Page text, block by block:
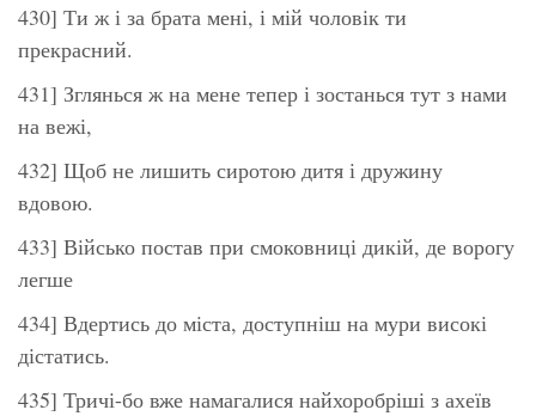
430] Ти ж і за брата мені, і мій чоловік ти
прекрасний.
431] Зглянься ж на мене тепер і зостанься тут з нами
на вежі,
432] Щоб не лишить сиротою дитя і дружину
вдовою.
433] Військо постав при смоковниці дикій, де ворогу
легше
434] Вдертись до міста, доступніш на мури високі
дістатись.
435] Тричі-бо вже намагалися найхоробріші з ахеїв